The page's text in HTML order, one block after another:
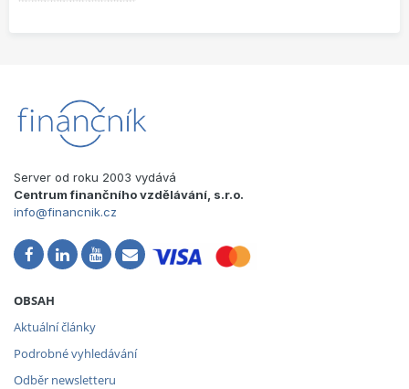
Server od roku 2003 vydává
Centrum finančního vzdělávání, s.r.o.
info@financnik.cz
OBSAH
Aktuální články
Podrobné vyhledávání
Odběr newsletteru